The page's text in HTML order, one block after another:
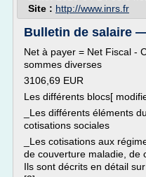
Site : http://www.inrs.fr
Bulletin de salaire
Net à payer = Net Fiscal -
sommes diverses
3106,69 EUR
Les différents blocs[
_Les différents éléments
cotisations sociales
_Les cotisations aux
de couverture maladie, de
Ils sont décrits en détail